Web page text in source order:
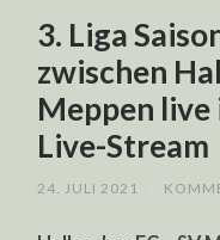
3. Liga
zwischen
Meppen live
Live-Stream
24. JULI 2021